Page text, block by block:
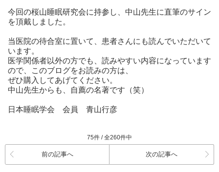
今回の桜山睡眠研究会に持参し、中山先生に直筆のサイン
を頂戴しました。
当医院の待合室に置いて、患者さんにも読んでいただいて
います。
医学関係者以外の方でも、読みやすい内容になっています
ので、このブログをお読みの方は、
ぜひ購入してあげてください。
中山先生からも、自薦の名著です（笑）
日本睡眠学会 会員 青山行彦
75件 / 全260件中
前の記事へ 次の記事へ